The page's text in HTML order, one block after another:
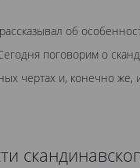
об
поговорим о
чертах и, конечно же,